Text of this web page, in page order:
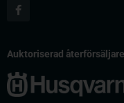
Auktoriserad